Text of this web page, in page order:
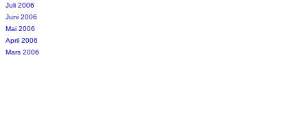
Juli 2006
Juni 2006
Mai 2006
April 2006
Mars 2006